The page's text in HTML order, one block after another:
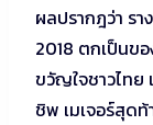
ผลปรากฎว่า รา
2018 ตกเป็นขอ
ขวัญใจชาวไทย
ชิพ เมเจอร์สุด